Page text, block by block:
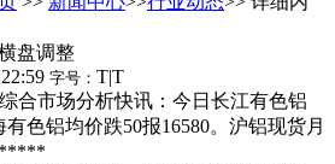
盘调整
字号： T|T
合市场分析快讯：今日长江有色铝
色铝均价跌50报16580。沪铝现货月